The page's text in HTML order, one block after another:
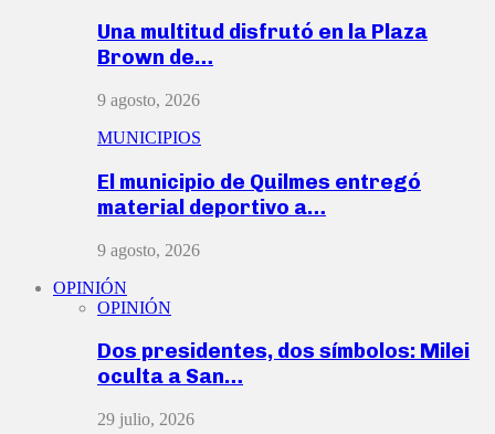
Una multitud disfrutó en la Plaza
Brown de…
9 agosto, 2026
MUNICIPIOS
El municipio de Quilmes entregó
material deportivo a…
9 agosto, 2026
OPINIÓN
OPINIÓN
Dos presidentes, dos símbolos: Milei
oculta a San…
29 julio, 2026